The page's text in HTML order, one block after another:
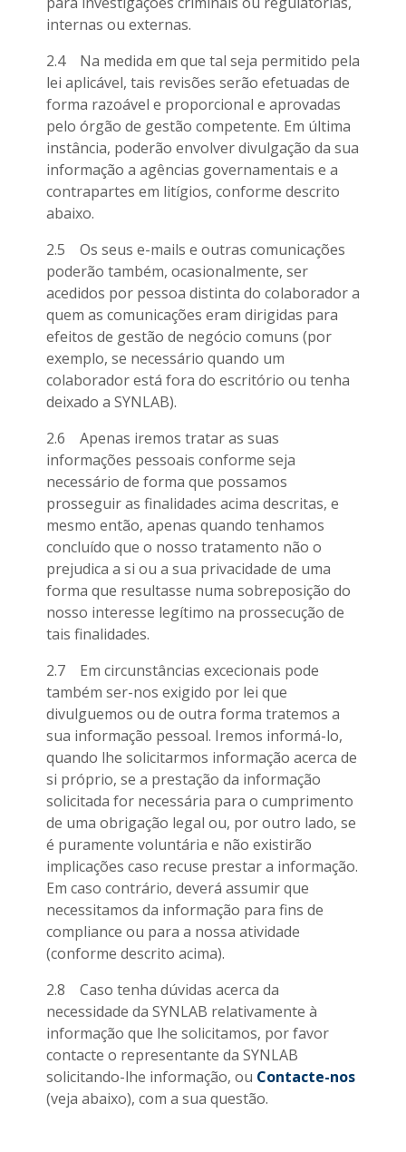
internas ou externas.
2.4 Na medida em que tal seja permitido pela
lei aplicável, tais revisões serão efetuadas de
forma razoável e proporcional e aprovadas
pelo órgão de gestão competente. Em última
instância, poderão envolver divulgação da sua
informação a agências governamentais e a
contrapartes em litígios, conforme descrito
abaixo.
2.5 Os seus e-mails e outras comunicações
poderão também, ocasionalmente, ser
acedidos por pessoa distinta do colaborador a
quem as comunicações eram dirigidas para
efeitos de gestão de negócio comuns (por
exemplo, se necessário quando um
colaborador está fora do escritório ou tenha
deixado a SYNLAB).
2.6 Apenas iremos tratar as suas
informações pessoais conforme seja
necessário de forma que possamos
prosseguir as finalidades acima descritas, e
mesmo então, apenas quando tenhamos
concluído que o nosso tratamento não o
prejudica a si ou a sua privacidade de uma
forma que resultasse numa sobreposição do
nosso interesse legítimo na prossecução de
tais finalidades.
2.7 Em circunstâncias excecionais pode
também ser-nos exigido por lei que
divulguemos ou de outra forma tratemos a
sua informação pessoal. Iremos informá-lo,
quando lhe solicitarmos informação acerca de
si próprio, se a prestação da informação
solicitada for necessária para o cumprimento
de uma obrigação legal ou, por outro lado, se
é puramente voluntária e não existirão
implicações caso recuse prestar a informação.
Em caso contrário, deverá assumir que
necessitamos da informação para fins de
compliance ou para a nossa atividade
(conforme descrito acima).
2.8 Caso tenha dúvidas acerca da
necessidade da SYNLAB relativamente à
informação que lhe solicitamos, por favor
contacte o representante da SYNLAB
solicitando-lhe informação, ou Contacte-nos
(veja abaixo), com a sua questão.